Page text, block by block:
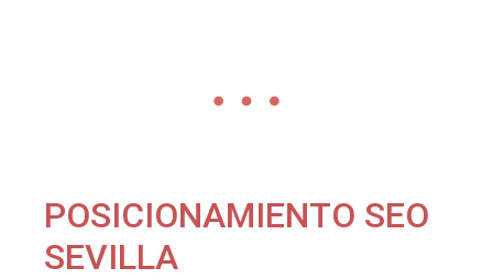
POSICIONAMIENTO SEO
SEVILLA